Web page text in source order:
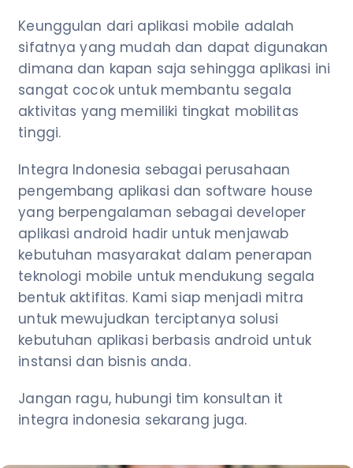
Keunggulan dari aplikasi mobile adalah
sifatnya yang mudah dan dapat digunakan
dimana dan kapan saja sehingga aplikasi ini
sangat cocok untuk membantu segala
aktivitas yang memiliki tingkat mobilitas
tinggi.
Integra Indonesia sebagai perusahaan
pengembang aplikasi dan software house
yang berpengalaman sebagai developer
aplikasi android hadir untuk menjawab
kebutuhan masyarakat dalam penerapan
teknologi mobile untuk mendukung segala
bentuk aktifitas. Kami siap menjadi mitra
untuk mewujudkan terciptanya solusi
kebutuhan aplikasi berbasis android untuk
instansi dan bisnis anda.
Jangan ragu, hubungi tim konsultan it
integra indonesia sekarang juga.